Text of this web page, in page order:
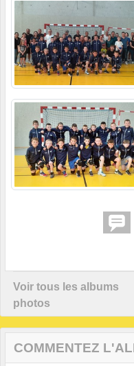
Voir tous les albums
photos
COMMENTEZ